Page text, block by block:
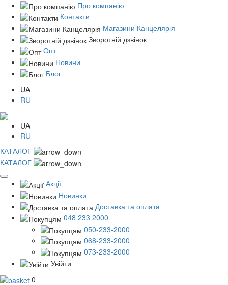
Про компанію
Контакти
Магазини Канцелярія
Зворотній дзвінок
Опт
Новини
Блог
UA
RU
UA
RU
КАТАЛОГ
КАТАЛОГ
Акції
Новинки
Доставка та оплата
048 233 2000
050-233-2000
068-233-2000
073-233-2000
Увійти
0